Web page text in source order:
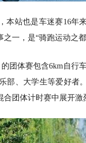
本站也是车迷赛16年
一，是“骑跑运动之
团体赛包含6km自行
部、大学生等爱好者
团体计时赛中展开激